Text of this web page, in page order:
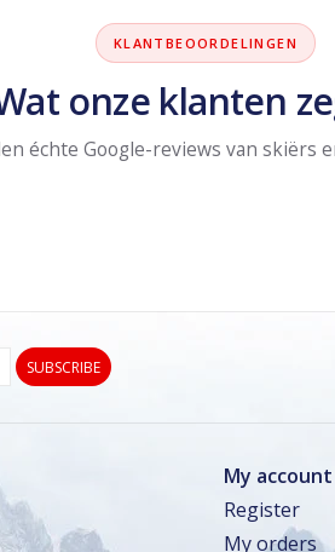
KLANTBEOORDELINGEN
onze klanten
échte Google-reviews van skiërs
SUBSCRIBE
My account
Register
My orders